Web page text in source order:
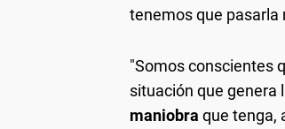
tenemos que pasarla
"Somos conscientes
situación que genera
maniobra que tenga,